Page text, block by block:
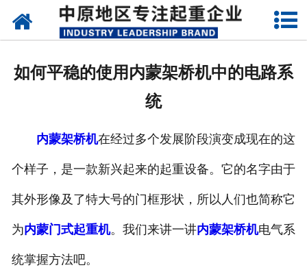
网站首页
企业视频
成功案例
如何平稳的使用内蒙架桥机中的电路系
统
内蒙架桥机在经过多个发展阶段演变成现在的这
个样子，是一款新兴起来的起重设备。它的名字由于
其外形像及了特大号的门框形状，所以人们也简称它
为内蒙门式起重机。我们来讲一讲内蒙架桥机电气系
统掌握方法吧。